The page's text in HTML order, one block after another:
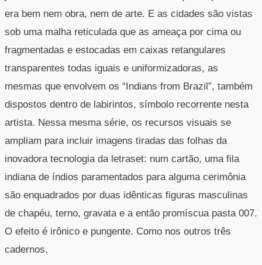
era bem nem obra, nem de arte. E as cidades são vistas
sob uma malha reticulada que as ameaça por cima ou
fragmentadas e estocadas em caixas retangulares
transparentes todas iguais e uniformizadoras, as
mesmas que envolvem os “Indians from Brazil”, também
dispostos dentro de labirintos, símbolo recorrente nesta
artista. Nessa mesma série, os recursos visuais se
ampliam para incluir imagens tiradas das folhas da
inovadora tecnologia da letraset: num cartão, uma fila
indiana de índios paramentados para alguma cerimônia
são enquadrados por duas idênticas figuras masculinas
de chapéu, terno, gravata e a então promíscua pasta 007.
O efeito é irônico e pungente. Como nos outros três
cadernos.